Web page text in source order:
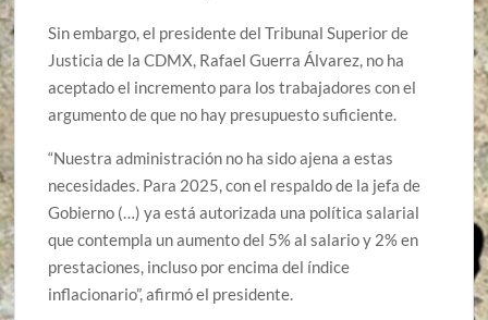
Sin embargo, el presidente del Tribunal Superior de
Justicia de la CDMX, Rafael Guerra Álvarez, no ha
aceptado el incremento para los trabajadores con el
argumento de que no hay presupuesto suficiente.
“Nuestra administración no ha sido ajena a estas
necesidades. Para 2025, con el respaldo de la jefa de
Gobierno (…) ya está autorizada una política salarial
que contempla un aumento del 5% al salario y 2% en
prestaciones, incluso por encima del índice
inflacionario”, afirmó el presidente.